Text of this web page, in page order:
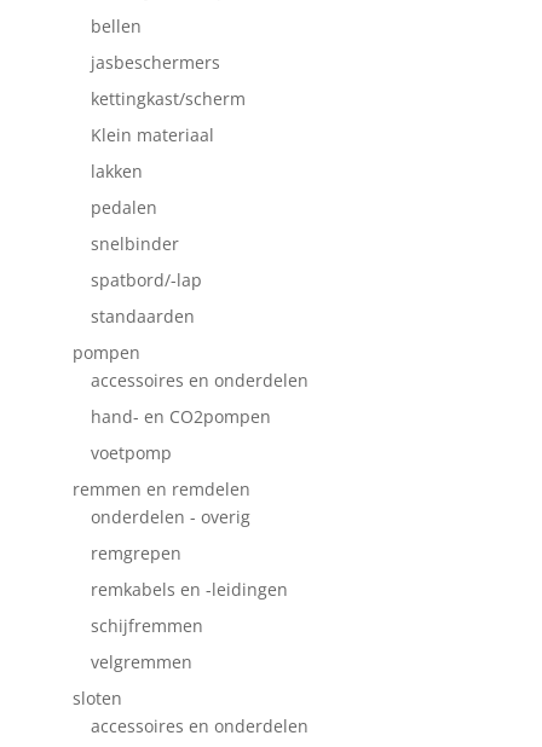
bellen
jasbeschermers
kettingkast/scherm
Klein materiaal
lakken
pedalen
snelbinder
spatbord/-lap
standaarden
pompen
accessoires en onderdelen
hand- en CO2pompen
voetpomp
remmen en remdelen
onderdelen - overig
remgrepen
remkabels en -leidingen
schijfremmen
velgremmen
sloten
accessoires en onderdelen